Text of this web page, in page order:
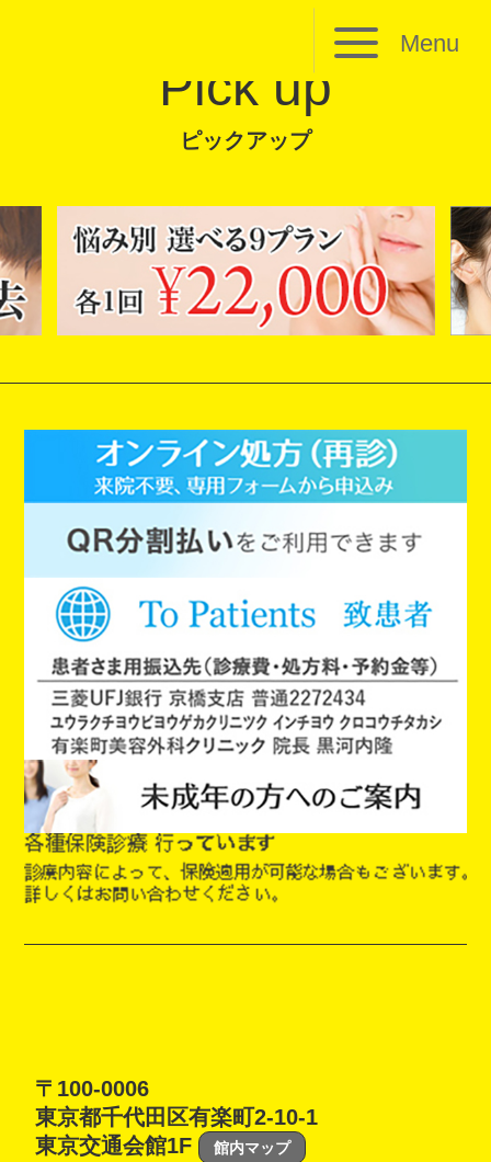
Menu
Pick up
ピックアップ
〒100-0006
東京都千代田区有楽町2-10-1
東京交通会館1F
館内マップ